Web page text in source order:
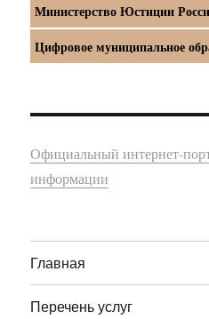
Министерство Юстиции
Цифровое муниципальное
Официальный интернет-
информации
Главная
Перечень услуг